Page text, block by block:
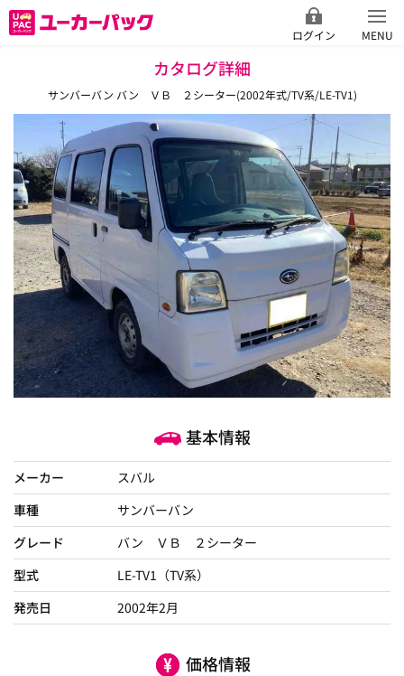
ログイン MENU
カタログ詳細
サンバーバン バン ＶＢ ２シーター(2002年式/TV系/LE-TV1)
基本情報
メーカー
スバル
車種
サンバーバン
グレード
バン ＶＢ ２シーター
型式
LE-TV1（TV系）
発売日
2002年2月
価格情報